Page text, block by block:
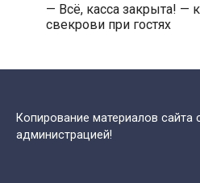
— Всё, касса закрыта! —
свекрови при гостях
Копирование материалов
администрацией!